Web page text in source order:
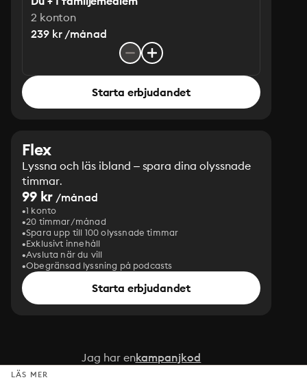
2 konton
239 kr /månad
Starta erbjudandet
Flex
Lyssna och läs ibland – spara dina olyssnade
timmar.
99 kr /månad
1 konto
20 timmar/månad
Spara upp till 100 olyssnade timmar
Exklusivt innehåll
Avsluta när du vill
Obegränsad lyssning på podcasts
Starta erbjudandet
Jag har enkampanjkod
LÄS MER